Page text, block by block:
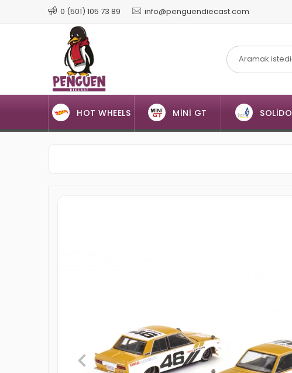
0 (501) 105 73 89 info@penguendiecast.com
HOT WHEELS MİNİ GT SOLİDO